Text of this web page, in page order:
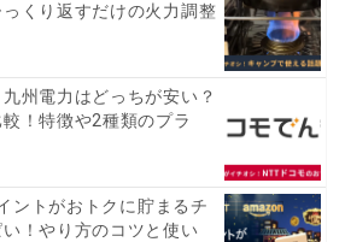
くり返すだけの火力調整
九州電力はどっちが安い？
！特徴や2種類のプラ
ントがおトクに貯まるチ
！やり方のコツと使い